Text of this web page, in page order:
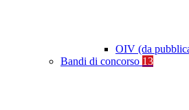
OIV (da
Bandi di concorso 13